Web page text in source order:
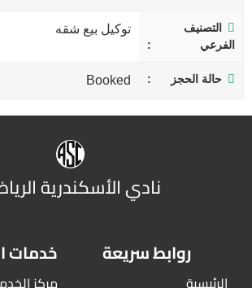
التصنيف
الفرعي
توكيل بيع شقه
حالة الحجز Booked
نادي الأسكندرية
روابط سريعة
الرئيسية
خدمات
مركز